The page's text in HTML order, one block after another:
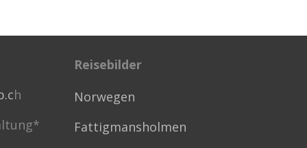
Reisebilder
h
Norwegen
Fattigmansholmen